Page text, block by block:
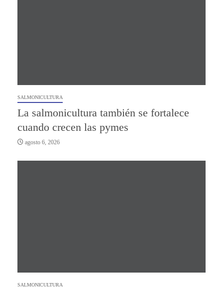
SALMONICULTURA
La salmonicultura también se fortalece
cuando crecen las pymes
agosto 6, 2026
SALMONICULTURA